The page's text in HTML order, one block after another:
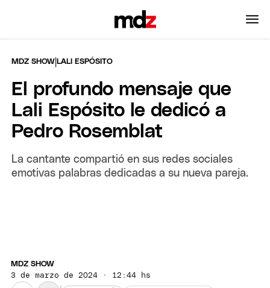
MDZ SHOW |LALI ESPÓSITO
El profundo mensaje que
Lali Espósito le dedicó a
Pedro Rosemblat
La cantante compartió en sus redes sociales
emotivas palabras dedicadas a su nueva pareja.
MDZ SHOW
3 de marzo de 2024 · 12:44 hs